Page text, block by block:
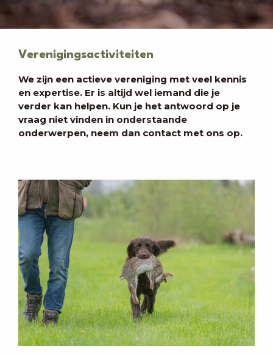
Verenigingsactiviteiten
We zijn een actieve vereniging met veel kennis
en expertise. Er is altijd wel iemand die je
verder kan helpen. Kun je het antwoord op je
vraag niet vinden in onderstaande
onderwerpen, neem dan contact met ons op.